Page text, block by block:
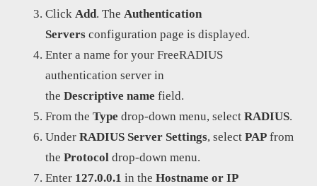
Click Add. The Authentication
Servers configuration page is displayed.
Enter a name for your FreeRADIUS
authentication server in
the Descriptive name field.
From the Type drop-down menu, select RADIUS.
Under RADIUS Server Settings, select PAP from
the Protocol drop-down menu.
Enter 127.0.0.1 in the Hostname or IP